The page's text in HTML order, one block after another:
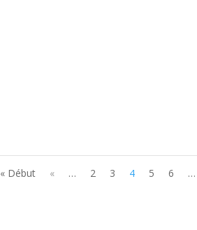
« Début « … 2 3 4 5 6 …